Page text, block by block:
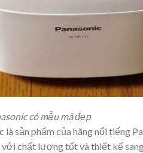
có mẫu mã đẹp
sản phẩm của hãng nổi tiếng
chất lượng tốt và thiết kế